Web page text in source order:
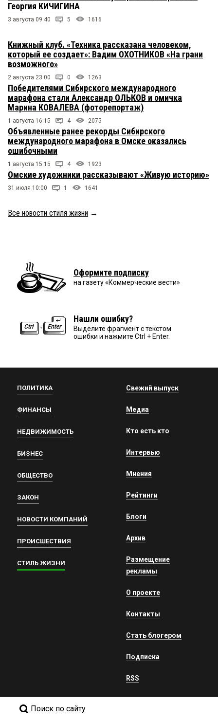
Георгия КИЧИГИНА
3 августа 09:40 5 1616
Книжный клуб. «Техника рассказана человеком,
который ее создает»: Вадим ОХОТНИКОВ «На грани
возможного»
2 августа 23:00 0 1263
Победителями Сибирского международного
марафона стали Александр ОЛЬКОВ и омичка
Марина КОВАЛЕВА (фоторепортаж)
1 августа 16:15 4 2075
Объявленные ранее рекорды Сибирского
международного марафона в Омске оказались
ошибочными
1 августа 15:15 4 1923
Омские художники рассказывают «Живую историю»
31 июля 10:00 1 1641
Все новости стиля жизни →
Оформите подписку
на газету «Коммерческие вести»
Нашли ошибку?
Выделите фрагмент с текстом
ошибки и нажмите Ctrl + Enter.
ПОЛИТИКА
ФИНАНСЫ
НЕДВИЖИМОСТЬ
БИЗНЕС
ОБЩЕСТВО
ЗАКОН
НОВОСТИ КОМПАНИЙ
ПРОИСШЕСТВИЯ
СТИЛЬ ЖИЗНИ
Свежий выпуск
Медиа
Кто есть кто
Интервью
Мнения
Рейтинги
Блоги
Архив
Размещение
рекламы
О проекте
Контакты
Стать блогером
Подписка
RSS
Поиск по сайту